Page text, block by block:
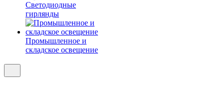
Светодиодные
гирлянды
Промышленное и
складское освещение